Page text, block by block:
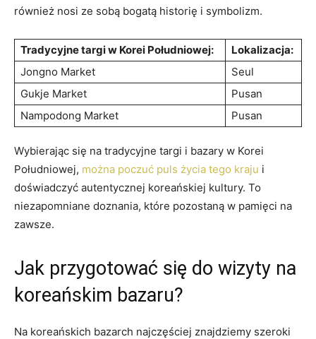
również nosi ze sobą bogatą historię‍ i symbolizm.
Tradycyjne targi w Korei ⁤Południowej:
Lokalizacja:
Jongno Market
Seul
Gukje Market
Pusan
Nampodong Market
Pusan
Wybierając się na tradycyjne targi i bazary w⁢ Korei
Południowej, ‍ można poczuć puls życia tego kraju i
doświadczyć ⁤autentycznej koreańskiej kultury. To​
niezapomniane⁣ doznania, które pozostaną ​w pamięci ‌na
zawsze.
Jak przygotować się‌ do wizyty ⁣na
koreańskim bazaru?
Na koreańskich bazarch ​najczęściej znajdziemy szeroki